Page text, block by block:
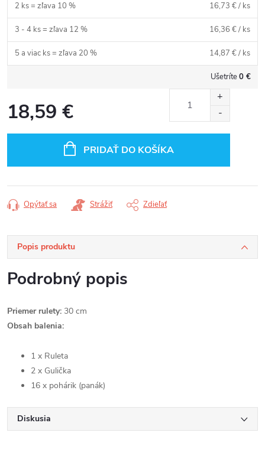
2 ks = zľava 10 % 16,73 €/ ks
3 - 4 ks = zľava 12 % 16,36 €/ ks
5 a viac ks = zľava 20 % 14,87 €/ ks
Ušetríte0 €
18,59 €
PRIDAŤ DO KOŠÍKA
Opýtať sa Strážiť Zdieľať
Popis produktu
Podrobný popis
Priemer rulety: 30 cm
Obsah balenia:
1 x Ruleta
2 x Gulička
16 x pohárik (panák)
Diskusia